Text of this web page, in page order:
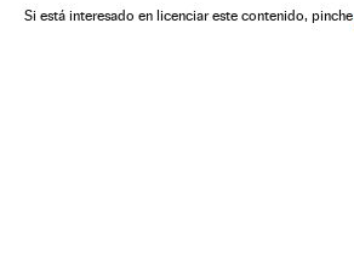
Si está interesado en licenciar este contenido, pinche